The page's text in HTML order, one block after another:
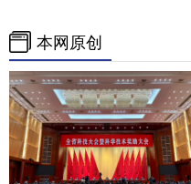
本网原创